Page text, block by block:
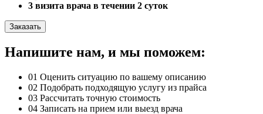
3 визита врача в течении 2 суток
Заказать
Напишите нам, и мы поможем:
01 Оценить ситуацию по вашему описанию
02 Подобрать подходящую услугу из прайса
03 Рассчитать точную стоимость
04 Записать на прием или выезд врача